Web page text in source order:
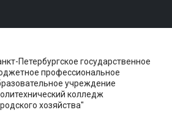
Петербургское государственное
профессиональное
учреждение
колледж
хозяйства"